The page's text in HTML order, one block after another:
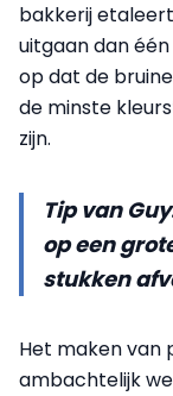
bakkerij
uitgaan dan
op dat de
de minste
zijn.
Tip van
op een
stukken
Het maken van
ambachtelijk